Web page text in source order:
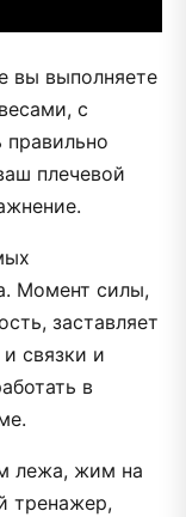
вы выполняете
с
правильно
плечевой
Момент силы,
заставляет
связки и
в
лежа, жим на
тренажер,